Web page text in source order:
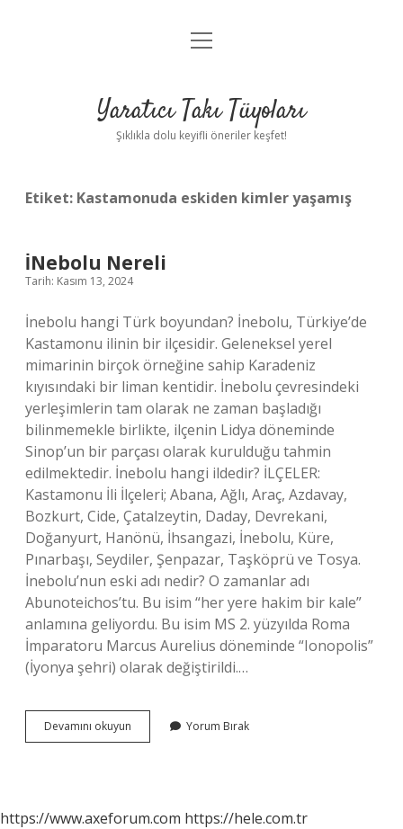
Anasayfa
Yasal Uyarı
menüyü
Yaratıcı Takı Tüyoları
Şıklıkla dolu keyifli öneriler keşfet!
Etiket: Kastamonuda eskiden kimler yaşamış
İNebolu Nereli
Tarih: Kasım 13, 2024
İnebolu hangi Türk boyundan? İnebolu, Türkiye’de
Kastamonu ilinin bir ilçesidir. Geleneksel yerel
mimarinin birçok örneğine sahip Karadeniz
kıyısındaki bir liman kentidir. İnebolu çevresindeki
yerleşimlerin tam olarak ne zaman başladığı
bilinmemekle birlikte, ilçenin Lidya döneminde
Sinop’un bir parçası olarak kurulduğu tahmin
edilmektedir. İnebolu hangi ildedir? İLÇELER:
Kastamonu İli İlçeleri; Abana, Ağlı, Araç, Azdavay,
Bozkurt, Cide, Çatalzeytin, Daday, Devrekani,
Doğanyurt, Hanönü, İhsangazi, İnebolu, Küre,
Pınarbaşı, Seydiler, Şenpazar, Taşköprü ve Tosya.
İnebolu’nun eski adı nedir? O zamanlar adı
Abunoteichos’tu. Bu isim “her yere hakim bir kale”
anlamına geliyordu. Bu isim MS 2. yüzyılda Roma
İmparatoru Marcus Aurelius döneminde “Ionopolis”
(İyonya şehri) olarak değiştirildi.…
Devamını okuyun İNebolu
Nereli
Yorum Bırak
https://www.axeforum.com https://hele.com.tr